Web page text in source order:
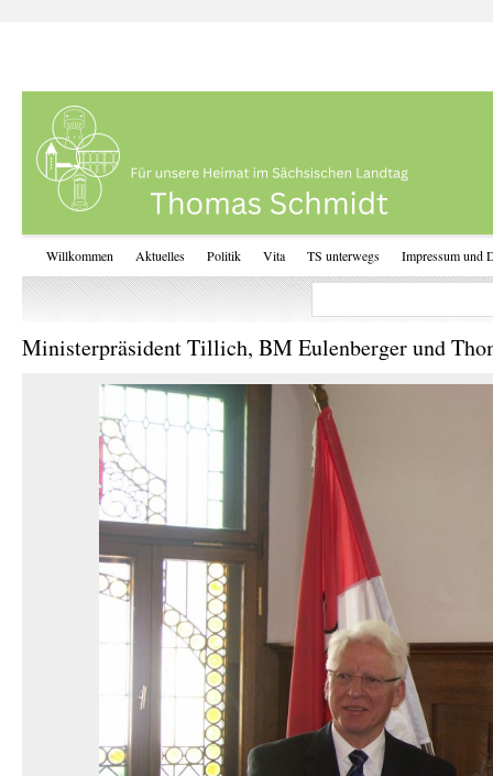
Willkommen Aktuelles Politik Vita TS unterwegs Impressum und
Ministerpräsident Tillich, BM Eulenberger und